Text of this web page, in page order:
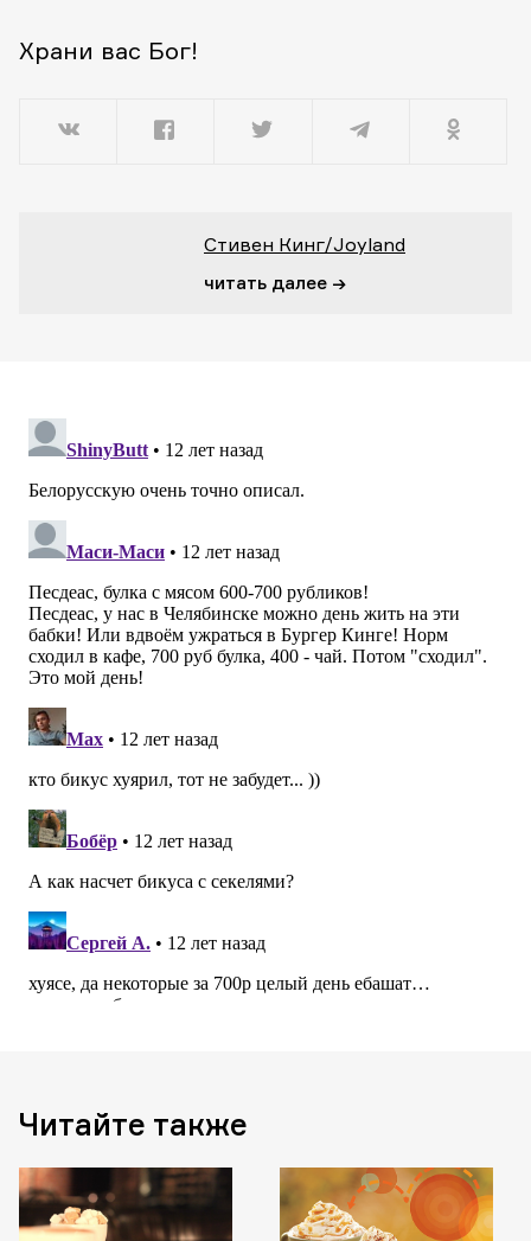
Храни вас Бог!
Стивен Кинг/Joyland
читать далее →
Читайте также